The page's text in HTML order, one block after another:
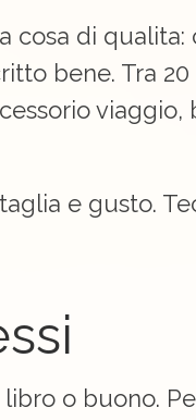
cosa di qualita:
bene. Tra
e gusto.
libro o buono.